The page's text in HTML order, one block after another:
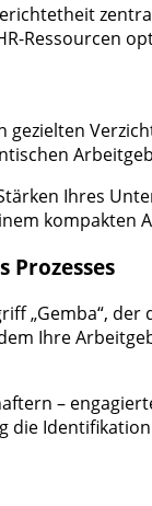
Ressourcen
gezielten
Ihres
kompakten
Prozesses
„Gemba“,
Ihre
–
die